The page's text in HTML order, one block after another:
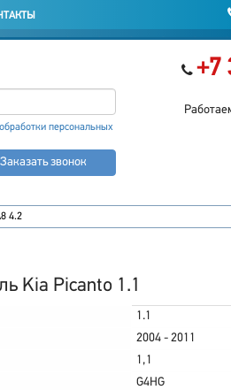
+7
персональных
Заказать звонок
Kia Picanto 1.1
1.1
2004 - 2011
1,1
G4HG